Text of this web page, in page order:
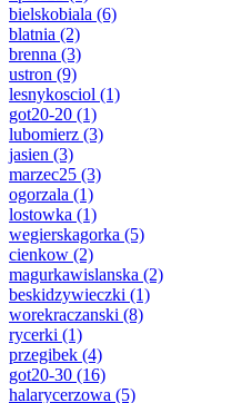
bielskobiala (6)
blatnia (2)
brenna (3)
ustron (9)
lesnykosciol (1)
got20-20 (1)
lubomierz (3)
jasien (3)
marzec25 (3)
ogorzala (1)
lostowka (1)
wegierskagorka (5)
cienkow (2)
magurkawislanska (2)
beskidzywieczki (1)
worekraczanski (8)
rycerki (1)
przegibek (4)
got20-30 (16)
halarycerzowa (5)